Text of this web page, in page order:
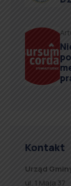
Kontakt
Urząd
ul. 1 Maja 37